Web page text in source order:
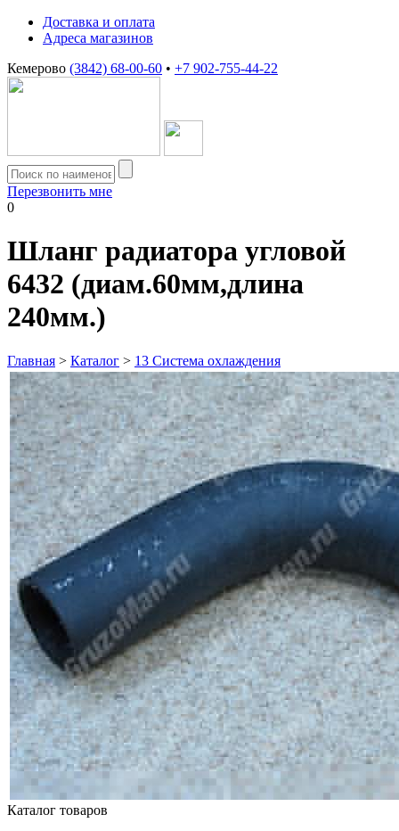
Доставка и оплата
Адреса магазинов
Кемерово (3842) 68-00-60 • +7 902-755-44-22
Перезвонить мне
0
Шланг радиатора угловой
6432 (диам.60мм,длина
240мм.)
Главная > Каталог > 13 Система охлаждения
Каталог товаров